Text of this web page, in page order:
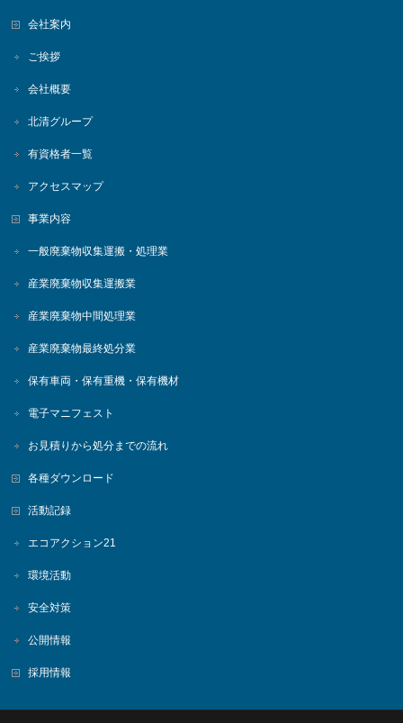
会社案内
ご挨拶
会社概要
北清グループ
有資格者一覧
アクセスマップ
事業内容
一般廃棄物収集運搬・処理業
産業廃棄物収集運搬業
産業廃棄物中間処理業
産業廃棄物最終処分業
保有車両・保有重機・保有機材
電子マニフェスト
お見積りから処分までの流れ
各種ダウンロード
活動記録
エコアクション21
環境活動
安全対策
公開情報
採用情報